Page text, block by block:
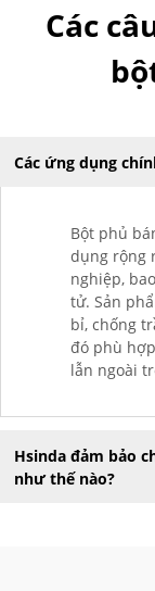
Các
Các ứng dụng
Bột phủ
dụng rộng
nghiệp,
tử. Sản
bỉ, chống
đó phù
lẫn ngoài
Hsinda đảm bảo
như thế nào?